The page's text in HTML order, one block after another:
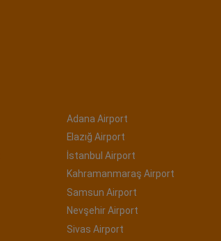
Adana Airport
Elazığ Airport
İstanbul Airport
Kahramanmaraş Airport
Samsun Airport
Nevşehir Airport
Sivas Airport